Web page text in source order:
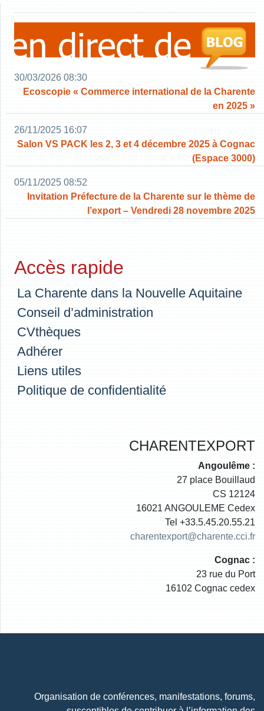
30/03/2026 08:30
Ecoscopie « Commerce international de la Charente
en 2025 »
26/11/2025 16:07
Salon VS PACK les 2, 3 et 4 décembre 2025 à Cognac
(Espace 3000)
05/11/2025 08:52
Invitation Préfecture de la Charente sur le thème de
l’export – Vendredi 28 novembre 2025
Accès rapide
La Charente dans la Nouvelle Aquitaine
Conseil d’administration
CVthèques
Adhérer
Liens utiles
Politique de confidentialité
CHARENTEXPORT
Angoulême :
27 place Bouillaud
CS 12124
16021 ANGOULEME Cedex
Tel +33.5.45.20.55.21
charentexport@charente.cci.fr
Cognac :
23 rue du Port
16102 Cognac cedex
Organisation de conférences, manifestations, forums,